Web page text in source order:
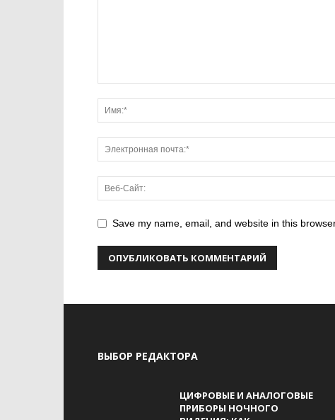
Save my name, email, and website in this
ВЫБОР РЕДАКТОРА
ЦИФРОВЫЕ И АНАЛОГОВЫЕ
ПРИБОРЫ НОЧНОГО